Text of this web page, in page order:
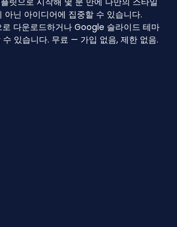
아닌 아이디어에 집중할 수 있습니다.
다운로드하거나 Google 슬라이드 테마
있습니다. 무료 — 가입 없음, 제한 없음.